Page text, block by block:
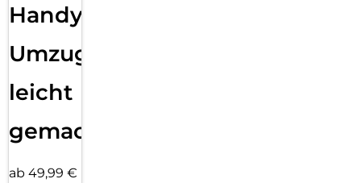
Handy
Umzug
leicht
gemacht!
ab 49,99 €